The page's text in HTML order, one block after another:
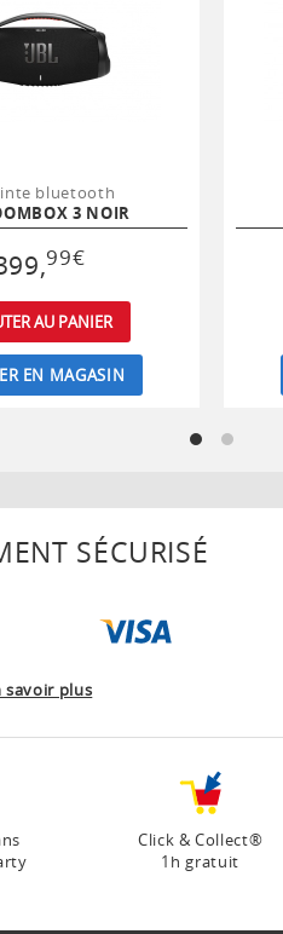
bluetooth
3 NOIR
,99€
AU PANIER
EN MAGASIN
SÉCURISÉ
savoir plus
Click & Collect®
1h gratuit